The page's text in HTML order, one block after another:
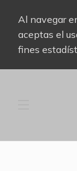
Al navegar
aceptas el
fines